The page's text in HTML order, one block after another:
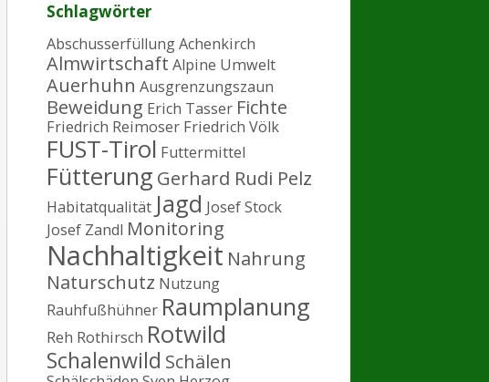
c
h
Schlagwörter
AbschusserfüllungAchenkirch
Almwirtschaft Alpine Umwelt
Auerhuhn Ausgrenzungszaun
Beweidung Erich Tasser Fichte
Friedrich Reimoser Friedrich Völk
FUST-Tirol Futtermittel
Fütterung Gerhard Rudi Pelz
Habitatqualität Jagd Josef Stock
Josef Zandl Monitoring
Nachhaltigkeit Nahrung
Naturschutz Nutzung
Rauhfußhühner Raumplanung
Reh Rothirsch Rotwild
Schalenwild Schälen